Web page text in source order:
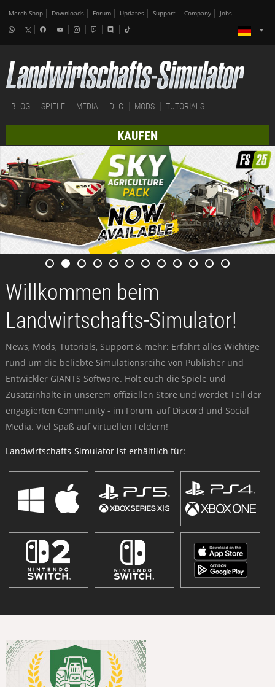
Merch-Shop Downloads Forum Updates Support Company Jobs
BLOG SPIELE MEDIA DLC MODS TUTORIALS
KAUFEN
Willkommen beim
Landwirtschafts-Simulator!
News, Mods, Tutorials, Support & mehr: Erfahrt alles Wichtige
rund um die beliebte Simulationsreihe von Publisher und
Entwickler GIANTS Software. Holt euch die Spiele und
Zusatzinhalte in unserem offiziellen Store und werdet Teil der
engagierten Community - im Forum, auf Discord und Social
Media. Viel Spaß auf virtuellen Feldern!
Landwirtschafts-Simulator ist erhältlich für: